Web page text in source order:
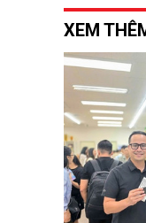
XEM